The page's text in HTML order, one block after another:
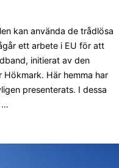
kan använda de trådlösa
ett arbete i EU för att
initierat av den
Hökmark. Här hemma har
presenterats. I dessa
…